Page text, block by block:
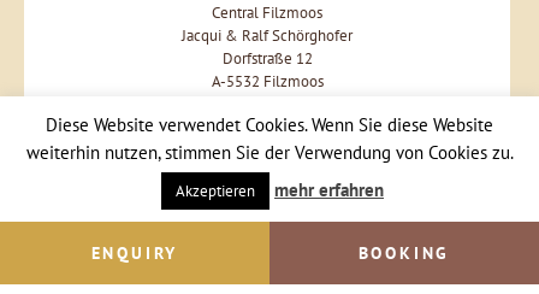
ENQUIRY BOOKING
Central Filzmoos
Jacqui & Ralf Schörghofer
Dorfstraße 12
A-5532 Filzmoos
Send Email
Diese Website verwendet Cookies. Wenn Sie diese Website
weiterhin nutzen, stimmen Sie der Verwendung von Cookies zu.
Akzeptieren mehr erfahren